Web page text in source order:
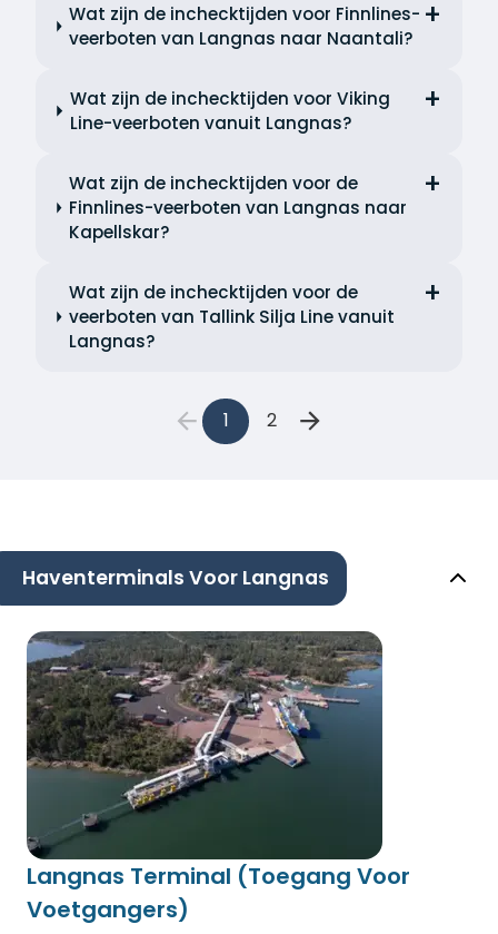
Wat zijn de inchecktijden voor Finnlines-
veerboten van Langnas naar Naantali?
Wat zijn de inchecktijden voor Viking
Line-veerboten vanuit Langnas?
Wat zijn de inchecktijden voor de
Finnlines-veerboten van Langnas naar
Kapellskar?
Wat zijn de inchecktijden voor de
veerboten van Tallink Silja Line vanuit
Langnas?
1 2
Haventerminals Voor Langnas
Langnas Terminal (Toegang Voor
Voetgangers)